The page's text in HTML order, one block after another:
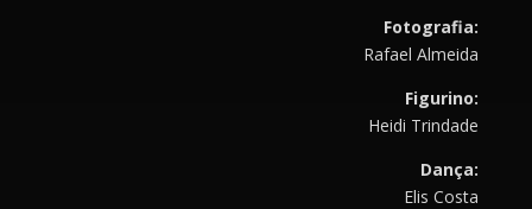
Fotografia:
Rafael Almeida
Figurino:
Heidi Trindade
Dança:
Elis Costa